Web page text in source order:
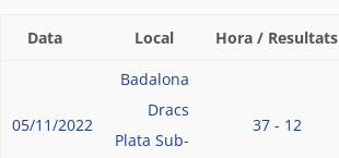
Data Local Hora / Resultats
05/11/2022
Badalona
Dracs
Plata Sub-
37 - 12